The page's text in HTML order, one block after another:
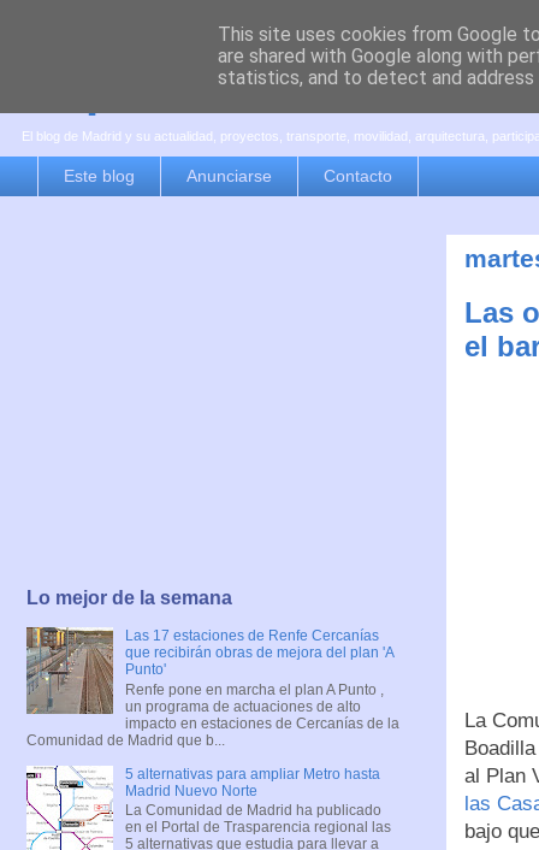
es por madrid
El blog de Madrid y su actualidad, proyectos, transporte, movilidad, arquitectura,
Este blog Anunciarse Contacto
Las
el
La
al Plan
las
bajo
Lo mejor de la semana
Las 17 estaciones de Renfe Cercanías
que recibirán obras de mejora del plan 'A
Punto'
Renfe pone en marcha el plan A Punto ,
un programa de actuaciones de alto
impacto en estaciones de Cercanías de la
Comunidad de Madrid que b...
5 alternativas para ampliar Metro hasta
Madrid Nuevo Norte
La Comunidad de Madrid ha publicado
en el Portal de Trasparencia regional las
5 alternativas que estudia para llevar a
This site uses cookies from Google
are shared with Google along with
statistics, and to detect and address